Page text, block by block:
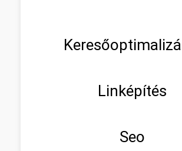
Linképítés
Seo